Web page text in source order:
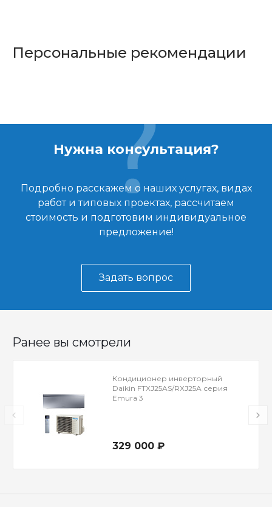
Персональные рекомендации
Нужна консультация?
Подробно расскажем о наших услугах, видах
работ и типовых проектах, рассчитаем
стоимость и подготовим индивидуальное
предложение!
Задать вопрос
Ранее вы смотрели
Кондиционер инверторный
Daikin FTXJ25AS/RXJ25A серия
Emura 3
329 000 ₽